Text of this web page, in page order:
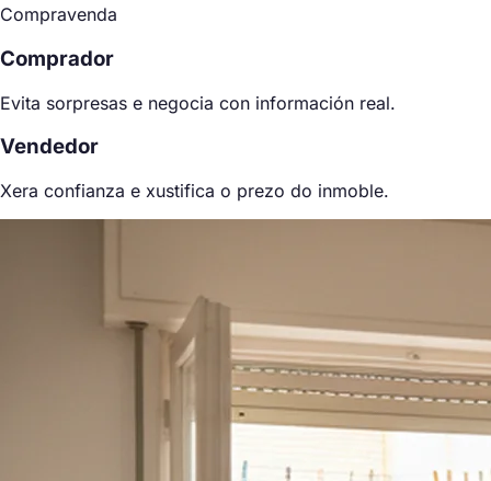
Compravenda
Comprador
Evita sorpresas e negocia con información real.
Vendedor
Xera confianza e xustifica o prezo do inmoble.